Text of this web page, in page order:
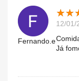
Fernando.e
★★
★★
12/01/
Já